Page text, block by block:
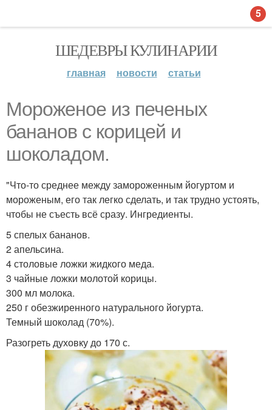
ШЕДЕВРЫ КУЛИНАРИИ
главная новости статьи
Мороженое из печеных
бананов с корицей и
шоколадом.
"Что-то среднее между замороженным йогуртом и
мороженым, его так легко сделать, и так трудно устоять,
чтобы не съесть всё сразу. Ингредиенты.
5 спелых бананов.
2 апельсина.
4 столовые ложки жидкого меда.
3 чайные ложки молотой корицы.
300 мл молока.
250 г обезжиренного натурального йогурта.
Темный шоколад (70%).
Разогреть духовку до 170 с.
5